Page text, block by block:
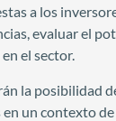
a los
evaluar el
el sector.
la posibilidad
un contexto